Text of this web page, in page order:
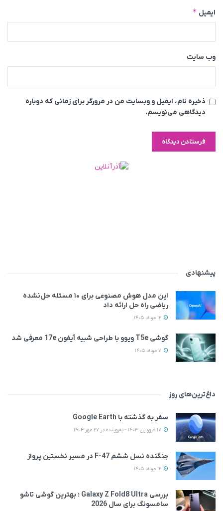
ایمیل *
وب‌ سایت
ذخیره نام، ایمیل و وبسایت من در مرورگر برای زمانی که دوباره
دیدگاهی می‌نویسم.
پیشنهادی
این مدل هوش مصنوعی برای ۱۰ مسئله حل‌نشده
ریاضی راه حل ارائه داد
گوشی T5e ویوو با طراحی شبیه آیفون 17e معرفی شد
داغ‌ترین‌های روز
سفر به گذشته با Google Earth
جنگنده نسل ششم F-47 در مسیر نخستین پرواز
بررسی Galaxy Z Fold8 Ultra ؛ بهترین گوشی تاشو
سامسونگ برای سال 2026